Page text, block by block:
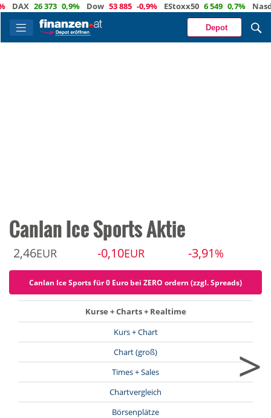
26 373 0,9% Dow 53 885 -0,9% EStoxx50 6 549 0,7% Nasdaq
Depot
Canlan Ice Sports Aktie
2,46EUR -0,10EUR -3,91 %
Canlan Ice Sports für 0 Euro bei ZERO ordern (zzgl. Spreads)
Kurse + Charts + Realtime
Kurs + Chart
Chart (groß)
Times + Sales
Chartvergleich
Börsenplätze
>